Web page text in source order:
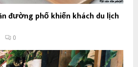
đường phố khiến khách du lịch
0